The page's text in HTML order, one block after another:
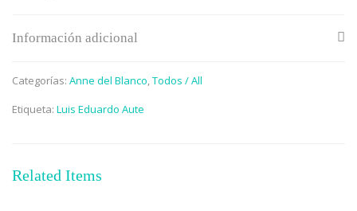
Información adicional
Categorías: Anne del Blanco,Todos / All
Etiqueta: Luis Eduardo Aute
Related Items